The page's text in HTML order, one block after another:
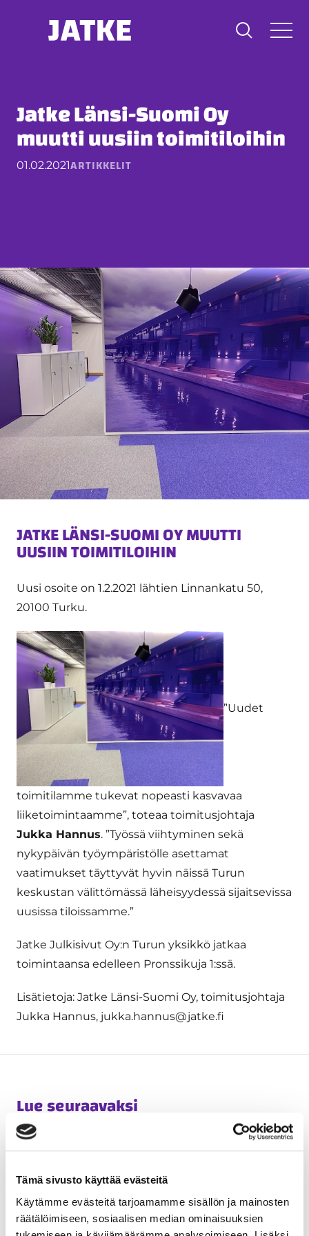
Tämä sivusto käyttää evästeitä
Käytämme evästeitä tarjoamamme sisällön ja mainosten
räätälöimiseen, sosiaalisen median ominaisuuksien
Jatke Länsi-Suomi Oy
muutti uusiin toimitiloihin
01.02.2021ARTIKKELIT
JATKE LÄNSI-SUOMI OY MUUTTI
UUSIIN TOIMITILOIHIN
Uusi osoite on 1.2.2021 lähtien Linnankatu 50,
20100 Turku.
”Uudet
toimitilamme tukevat nopeasti kasvavaa
liiketoimintaamme”, toteaa toimitusjohtaja
Jukka Hannus. ”Työssä viihtyminen sekä
nykypäivän työympäristölle asettamat
vaatimukset täyttyvät hyvin näissä Turun
keskustan välittömässä läheisyydessä sijaitsevissa
uusissa tiloissamme.”
Jatke Julkisivut Oy:n Turun yksikkö jatkaa
toimintaansa edelleen Pronssikuja 1:ssä.
Lisätietoja: Jatke Länsi-Suomi Oy, toimitusjohtaja
Jukka Hannus, jukka.hannus@jatke.fi
Lue seuraavaksi